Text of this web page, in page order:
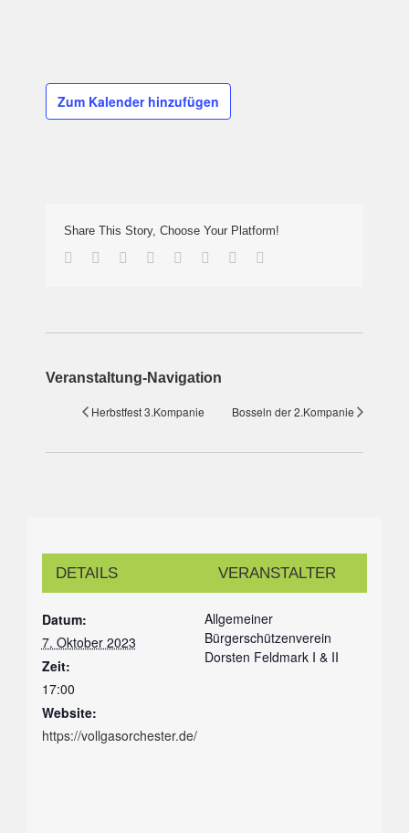
Zum Kalender hinzufügen
Share This Story, Choose Your Platform!
Facebook
TwitterReddit LinkedIn
TumblrPinterest
Veranstaltung-Navigation
Herbstfest 3.Kompanie Bosseln der 2.Kompanie
DETAILS
Datum:
7. Oktober 2023
Zeit:
17:00
Website:
https://vollgasorchester.de/
VERANSTALTER
Allgemeiner
Bürgerschützenverein
Dorsten Feldmark I & II